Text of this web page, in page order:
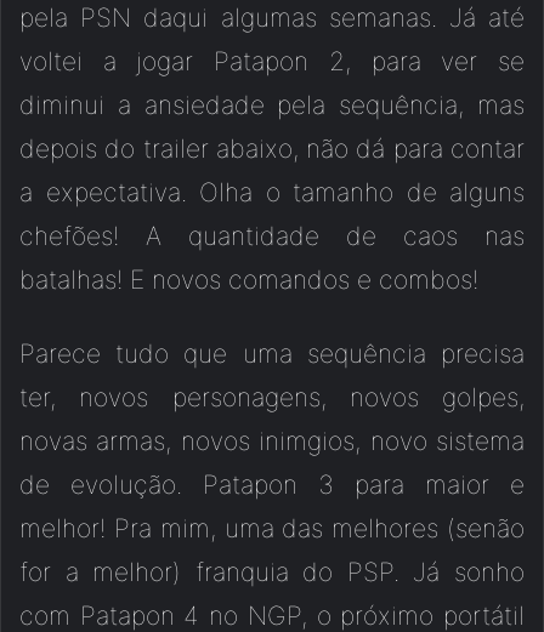
pela PSN daqui algumas semanas. Já até
voltei a jogar Patapon 2, para ver se
diminui a ansiedade pela sequência, mas
depois do trailer abaixo, não dá para contar
a expectativa. Olha o tamanho de alguns
chefões! A quantidade de caos nas
batalhas! E novos comandos e combos!
Parece tudo que uma sequência precisa
ter, novos personagens, novos golpes,
novas armas, novos inimgios, novo sistema
de evolução. Patapon 3 para maior e
melhor! Pra mim, uma das melhores (senão
for a melhor) franquia do PSP. Já sonho
com Patapon 4 no NGP, o próximo portátil